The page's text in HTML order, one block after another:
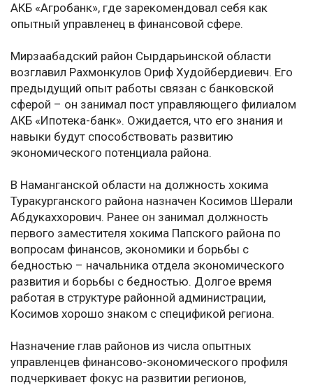
АКБ «Агробанк», где зарекомендовал себя как
опытный управленец в финансовой сфере.
Мирзаабадский район Сырдарьинской области
возглавил Рахмонкулов Ориф Худойбердиевич. Его
предыдущий опыт работы связан с банковской
сферой – он занимал пост управляющего филиалом
АКБ «Ипотека-банк». Ожидается, что его знания и
навыки будут способствовать развитию
экономического потенциала района.
В Наманганской области на должность хокима
Туракурганского района назначен Косимов Шерали
Абдукаххорович. Ранее он занимал должность
первого заместителя хокима Папского района по
вопросам финансов, экономики и борьбы с
бедностью – начальника отдела экономического
развития и борьбы с бедностью. Долгое время
работая в структуре районной администрации,
Косимов хорошо знаком с спецификой региона.
Назначение глав районов из числа опытных
управленцев финансово-экономического профиля
подчеркивает фокус на развитии регионов,